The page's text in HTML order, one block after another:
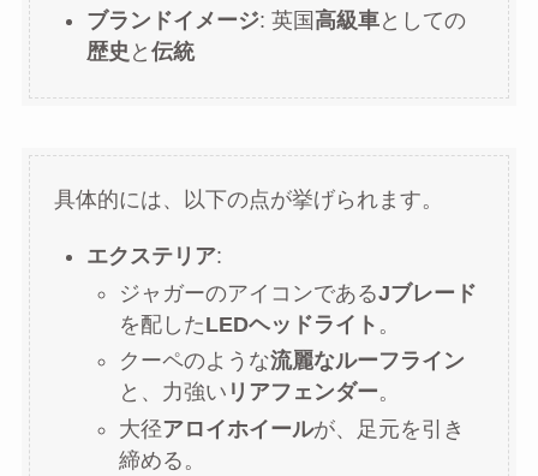
ブランドイメージ: 英国 高級車としての
歴史 と 伝統
具体的には、以下の点が挙げられます。
エクステリア:
ジャガーのアイコンであるJブレード
を配したLEDヘッドライト 。
クーペのような流麗なルーフライン
と、力強い リアフェンダー。
大径アロイホイールが、足元を引き
締める。